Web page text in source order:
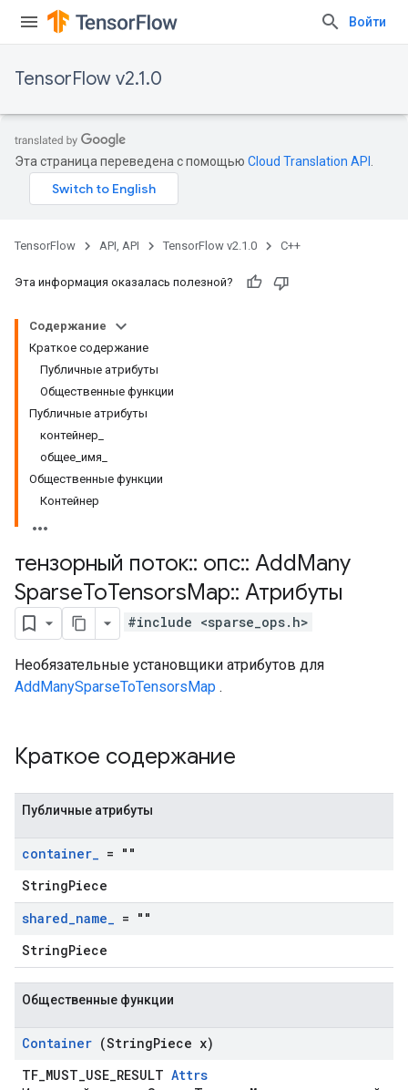
Войти
TensorFlow v2.1.0
Эта страница переведена с помощью Cloud Translation API
TensorFlow API, API TensorFlow v2.1.0 C++
Эта информация оказалась полезной?
Содержание
Краткое содержание
Публичные атрибуты
Общественные функции
Публичные атрибуты
контейнер_
общее_имя_
Общественные функции
Контейнер
тензорный поток:: опс:: AddMany
SparseToTensorsMap:: Атрибуты
#include <sparse_ops.h>
Необязательные установщики атрибутов для
AddManySparseToTensorsMap .
Краткое содержание
Публичные атрибуты
container_ = ""
StringPiece
shared_name_ = ""
StringPiece
Общественные функции
Container (StringPiece x)
TF_MUST_USE_RESULT Attrs